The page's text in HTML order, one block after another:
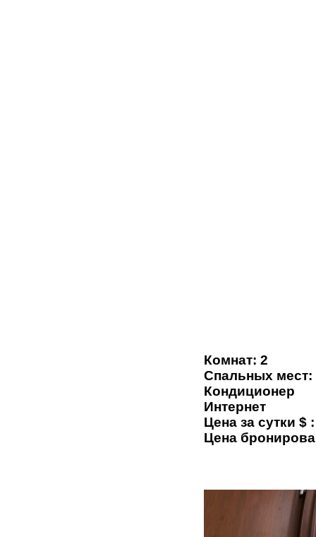
Комнат: 2
Спальных мест:
Кондиционер
Интернет
Цена за сутки $
Цена